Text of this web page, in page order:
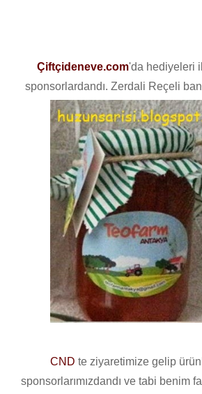
Çiftçideneve.com'da hediyeleri
sponsorlardandı. Zerdali Reçeli
CND te ziyaretimize gelip
sponsorlarımızdandı ve tabi benim